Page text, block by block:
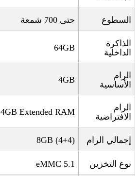
السطوع حتى 700 شمعة
الذاكرة
الداخلية
64GB
الرام
الأساسية
4GB
الرام
الافتراضية
4GB Extended RAM
إجمالي الرام 8GB (4+4)
نوع التخزين eMMC 5.1